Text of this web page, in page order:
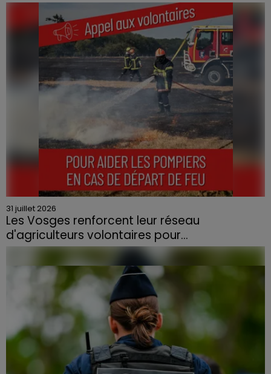
31 juillet 2026
Les Vosges renforcent leur réseau
d'agriculteurs volontaires pour...